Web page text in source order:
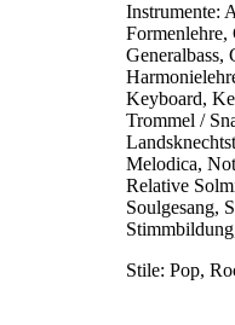
Instrumente:
Generalbass,
Keyboard,
Trommel /
Melodica,
Relative
Soulgesang,
Stile: Pop,